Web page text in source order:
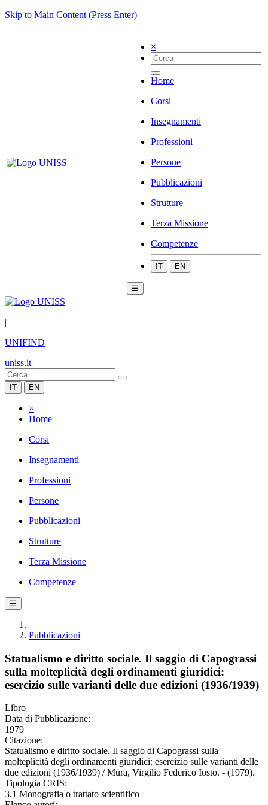
Skip to Main Content (Press Enter)
×
Home
Corsi
Insegnamenti
Professioni
Persone
Pubblicazioni
Strutture
Terza Missione
Competenze
IT EN
☰
|
UNIFIND
uniss.it
IT EN
×
Home
Corsi
Insegnamenti
Professioni
Persone
Pubblicazioni
Strutture
Terza Missione
Competenze
☰
Pubblicazioni
Statualismo e diritto sociale. Il saggio di Capograssi
sulla molteplicità degli ordinamenti giuridici:
esercizio sulle varianti delle due edizioni (1936/1939)
Libro
Data di Pubblicazione:
1979
Citazione:
Statualismo e diritto sociale. Il saggio di Capograssi sulla
molteplicità degli ordinamenti giuridici: esercizio sulle varianti delle
due edizioni (1936/1939) / Mura, Virgilio Federico Iosto. - (1979).
Tipologia CRIS:
3.1 Monografia o trattato scientifico